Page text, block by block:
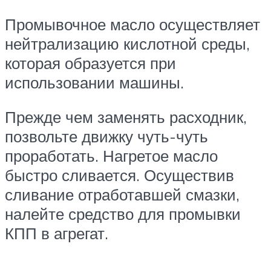
Промывочное масло осуществляет
нейтрализацию кислотной среды,
которая образуется при
использовании машины.
Прежде чем заменять расходник,
позвольте движку чуть-чуть
проработать. Нагретое масло
быстро сливается. Осуществив
сливание отработавшей смазки,
налейте средство для промывки
КПП в агрегат.